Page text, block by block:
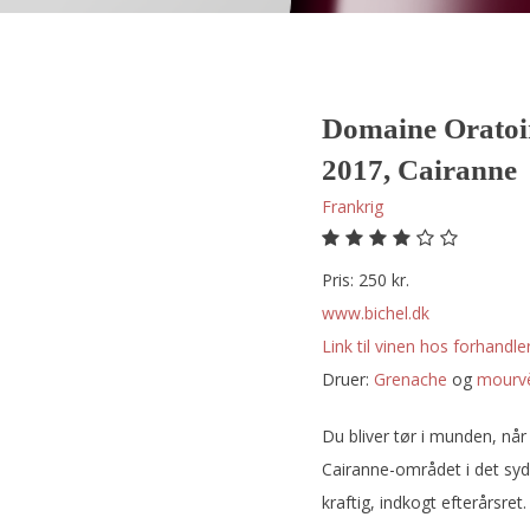
Domaine
2017, Cairanne
Frankrig
Pris: 250 kr.
www.bichel.dk
Link til vinen hos
Druer:
grenache og
Du bliver tør i munden,
Cairanne-området i det
kraftig, indkogt efterårsret.